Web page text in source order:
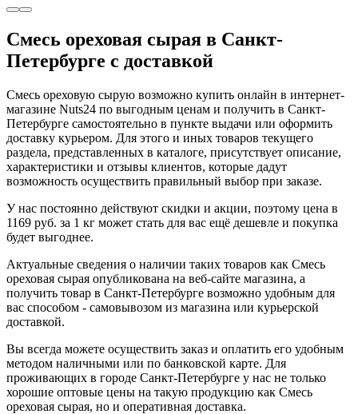
Смесь ореховая сырая в Санкт-
Петербурге с доставкой
Смесь ореховую сырую возможно купить онлайн в интернет-
магазине Nuts24 по выгодным ценам и получить в Санкт-
Петербурге самостоятельно в пункте выдачи или оформить
доставку курьером. Для этого и иных товаров текущего
раздела, представленных в каталоге, присутствует описание,
характеристики и отзывы клиентов, которые дадут
возможность осуществить правильный выбор при заказе.
У нас постоянно действуют скидки и акции, поэтому цена в
1169 руб. за 1 кг может стать для вас ещё дешевле и покупка
будет выгоднее.
Актуальные сведения о наличии таких товаров как Смесь
ореховая сырая опубликована на веб-сайте магазина, а
получить товар в Санкт-Петербурге возможно удобным для
вас способом - самовывозом из магазина или курьерской
доставкой.
Вы всегда можете осуществить заказ и оплатить его удобным
методом наличными или по банковской карте. Для
проживающих в городе Санкт-Петербурге у нас не только
хорошие оптовые цены на такую продукцию как Смесь
ореховая сырая, но и оперативная доставка.